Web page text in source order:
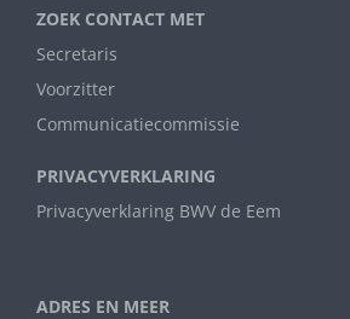
ZOEK CONTACT MET
Secretaris
Voorzitter
Communicatiecommissie
PRIVACYVERKLARING
Privacyverklaring BWV de Eem
ADRES EN MEER